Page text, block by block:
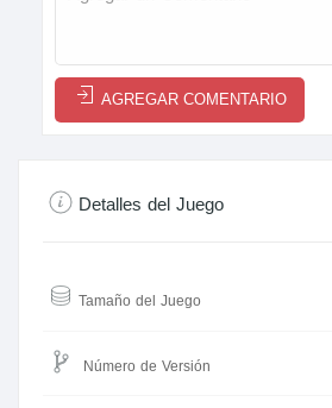
AGREGAR COMENTARIO
Detalles del Juego
Tamaño del Juego
Número de Versión